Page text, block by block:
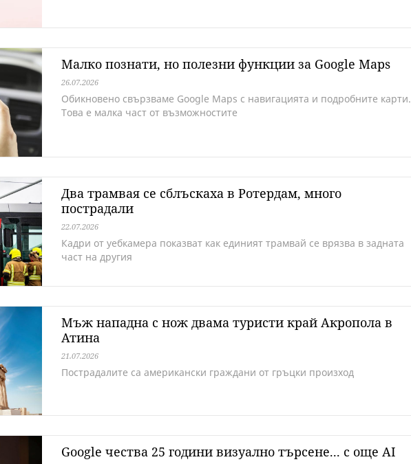
Малко познати, но полезни функции за Google Maps
26.07.2026
Обикновено свързваме Google Maps с навигацията и подробните карти.
Това е малка част от възможностите
Два трамвая се сблъскаха в Ротердам, много
пострадали
22.07.2026
Кадри от уебкамера показват как единият трамвай се врязва в задната
част на другия
Мъж нападна с нож двама туристи край Акропола в
Атина
21.07.2026
Пострадалите са американски граждани от гръцки произход
Google чества 25 години визуално търсене... с още AI